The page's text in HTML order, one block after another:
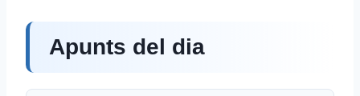
Apunts del dia